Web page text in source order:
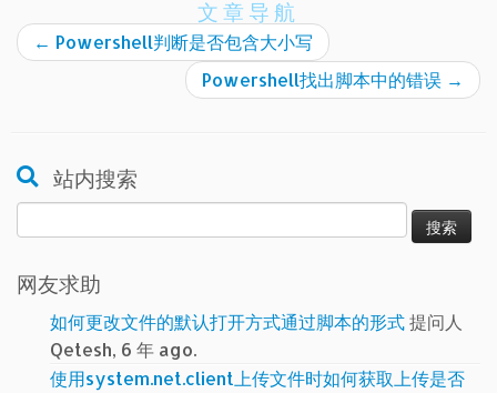
文章导航
← Powershell判断是否包含大小写
Powershell找出脚本中的错误 →
站内搜索
索：
网友求助
如何更改文件的默认打开方式通过脚本的形式提问人
Qetesh, 6 年 ago.
使用system.net.client上传文件时如何获取上传是否